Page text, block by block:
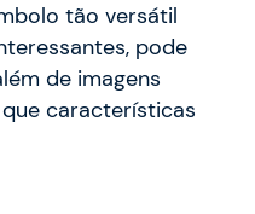
tão versátil
pode
de imagens
características